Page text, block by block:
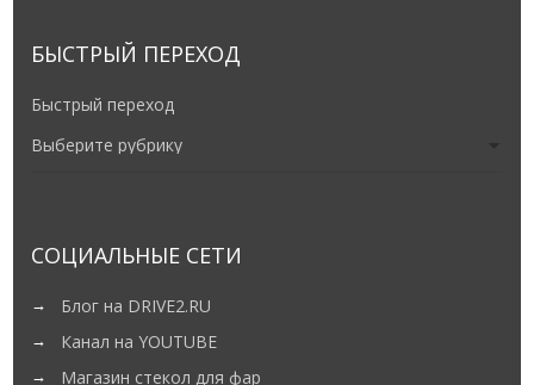
БЫСТРЫЙ ПЕРЕХОД
Быстрый переход
СОЦИАЛЬНЫЕ СЕТИ
Блог на DRIVE2.RU
Канал на YOUTUBE
Магазин стекол для фар